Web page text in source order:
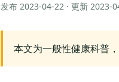
发布 2023-04-22 · 更新 2023-
本文为一般性健康科普